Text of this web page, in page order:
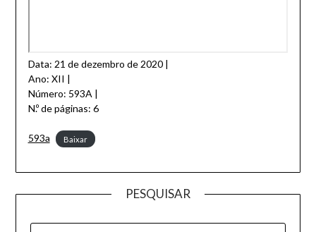
Data: 21 de dezembro de 2020 |
Ano: XII |
Número: 593A |
N.º de páginas: 6
593a Baixar
PESQUISAR